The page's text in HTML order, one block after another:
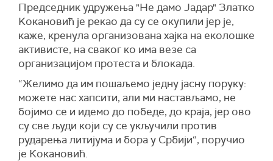
Председник удружења "Не дамо Јадар" Златко
Kокановић је рекао да су се окупили јер је,
каже, кренула организована хајка на еколошке
активисте, на сваког ко има везе са
организацијом протеста и блокада.
“Желимо да им пошаљемо једну јасну поруку:
можете нас хапсити, али ми настављамо, не
бојимо се и идемо до победе, до краја, јер ово
су све људи који су се укључили против
рударења литијума и бора у Србији“, поручио
је Кокановић.